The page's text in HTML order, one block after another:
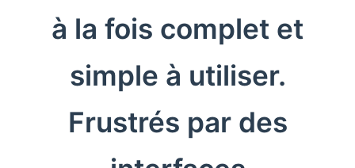
à la fois complet et
simple à utiliser.
Frustrés par des